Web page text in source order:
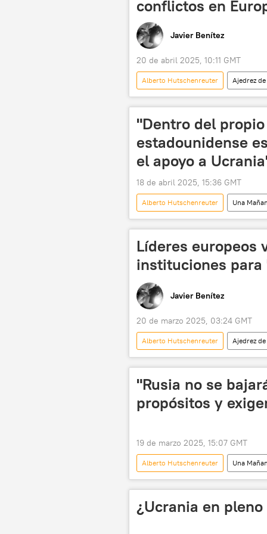
conflictos en
Javier Benítez
20 de abril 2025, 10:11 GMT
Alberto Hutschenreuter Ajedrez
Ministerio de Desarrollo Económico de
"Dentro del
estadounidense
el apoyo a
18 de abril 2025, 15:36 GMT
Alberto Hutschenreuter Una
Ministerio de Desarrollo Económico de
Líderes europeos
instituciones
Javier Benítez
20 de marzo 2025, 03:24 GMT
Alberto Hutschenreuter Ajedrez
Peter Szijjarto
Ucrania
"Rusia no se
propósitos y
19 de marzo 2025, 15:07 GMT
Alberto Hutschenreuter Una
Ministerio de Desarrollo Económico de
Consejo Nacional de Investigaciones
¿Ucrania en